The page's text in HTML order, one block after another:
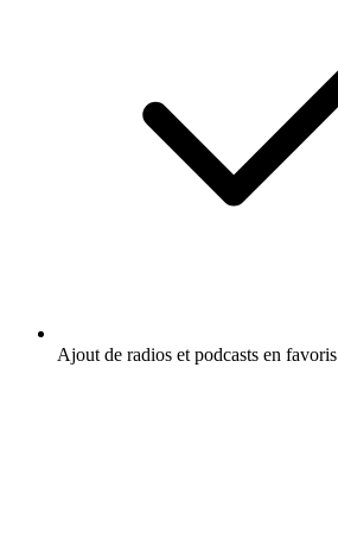
Ajout de radios et podcasts en favoris